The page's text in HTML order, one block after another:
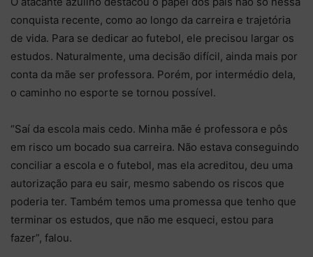
conquista recente, como ao longo da carreira e trajetória
de vida. Para se dedicar ao futebol, ele precisou largar os
estudos. Naturalmente, uma decisão difícil, ainda mais por
conta da mãe ser professora. Porém, por intermédio dela,
o caminho no esporte se tornou possível.
“Saí da escola mais cedo. Minha mãe é professora e pôs
em risco um bocado sua carreira. Não estava conseguindo
conciliar a escola e o futebol, mas ela acreditou, deu uma
autorização para eu sair, mesmo sabendo os riscos que
poderia ter. Também temos uma promessa que tenho que
terminar os estudos, que não me esqueci, estou para
fazer”, falou.